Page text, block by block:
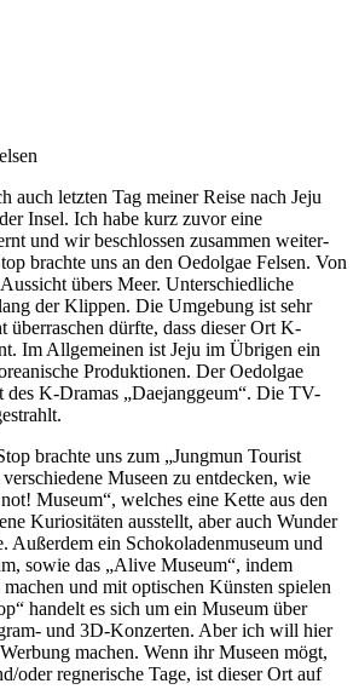
auch letzten Tag meiner Reise nach Jeju
Insel. Ich habe kurz zuvor eine
und wir beschlossen zusammen weiter-
brachte uns an den Oedolgae Felsen. Von
übers Meer. Unterschiedliche
der Klippen. Die Umgebung ist sehr
überraschen dürfte, dass dieser Ort K-
Im Allgemeinen ist Jeju im Übrigen ein
Produktionen. Der Oedolgae
des K-Dramas „Daejanggeum“. Die TV-
brachte uns zum „Jungmun Tourist
Museen zu entdecken, wie
Museum“, welches eine Kette aus den
Kuriositäten ausstellt, aber auch Wunder
Außerdem ein Schokoladenmuseum und
sowie das „Alive Museum“, indem
und mit optischen Künsten spielen
handelt es sich um ein Museum über
und 3D-Konzerten. Aber ich will hier
machen. Wenn ihr Museen mögt,
oder regnerische Tage, ist dieser Ort auf